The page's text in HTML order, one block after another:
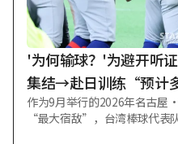
寻找新东家的萨拉，将在特拉
引人注目的是签约达成的过程
报道，近期关于萨拉转会特拉
'为何输球？'为避开听
集结→赴日训练“预计
作为9月举行的2026年名古屋
“最大宿敌”，台湾棒球代表